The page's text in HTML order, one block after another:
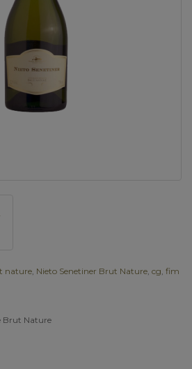
nature Nieto Senetiner Brut Nature cg fim
Brut Nature